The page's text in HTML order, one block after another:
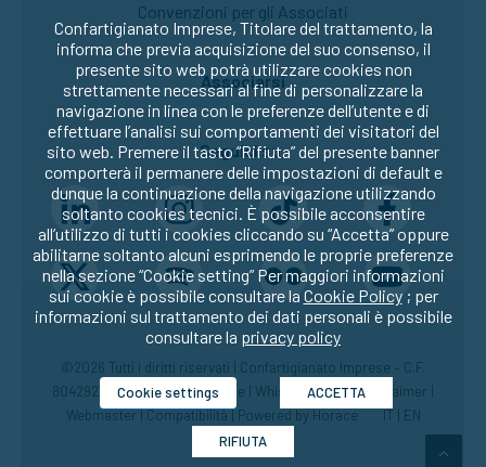
Convenzioni per gli Associati
Associarsi
Seguici su:
©2026 Tutti i diritti riservati | Confartigianato Imprese – C.F.
80429270582 |Privacy|Cookie Whistleblowing|Disclaimer
Webmaster|Compatibilità| Powered by Horace IT EN
Confartigianato Imprese, Titolare del trattamento, la
informa che previa acquisizione del suo consenso, il
presente sito web potrà utilizzare cookies non
strettamente necessari al fine di personalizzare la
navigazione in linea con le preferenze dell’utente e di
effettuare l’analisi sui comportamenti dei visitatori del
sito web. Premere il tasto “Rifiuta” del presente banner
comporterà il permanere delle impostazioni di default e
dunque la continuazione della navigazione utilizzando
soltanto cookies tecnici. È possibile acconsentire
all’utilizzo di tutti i cookies cliccando su “Accetta” oppure
abilitarne soltanto alcuni esprimendo le proprie preferenze
nella sezione “Cookie setting” Per maggiori informazioni
sui cookie è possibile consultare la Cookie Policy; per
informazioni sul trattamento dei dati personali è possibile
consultare la privacy policy
Cookie settings ACCETTA
RIFIUTA